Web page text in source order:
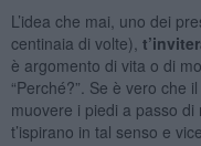
L’idea che mai, uno dei
centinaia di volte),
è argomento di vita o di
“Perché?”. Se è vero che
muovere i piedi a passo
t’ispirano in tal senso e